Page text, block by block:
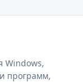
Windows,
программ,